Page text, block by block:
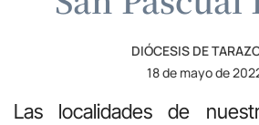
DIÓCESIS DE
18 de mayo de
Las localidades de